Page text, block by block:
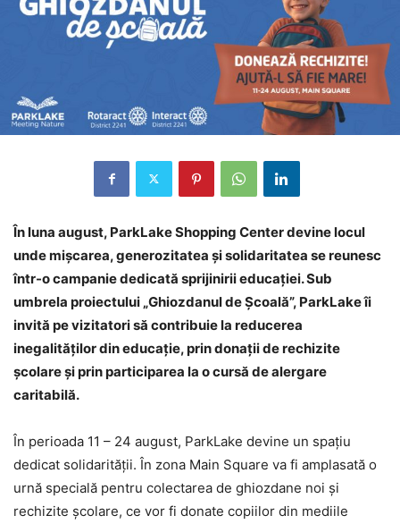
În luna august, ParkLake Shopping Center devine locul
unde mișcarea, generozitatea și solidaritatea se reunesc
într-o campanie dedicată sprijinirii educației. Sub
umbrela proiectului „Ghiozdanul de Școală”, ParkLake îi
invită pe vizitatori să contribuie la reducerea
inegalităților din educație, prin donații de rechizite
școlare și prin participarea la o cursă de alergare
caritabilă.
În perioada 11 – 24 august, ParkLake devine un spațiu
dedicat solidarității. În zona Main Square va fi amplasată o
urnă specială pentru colectarea de ghiozdane noi și
rechizite școlare, ce vor fi donate copiilor din mediile